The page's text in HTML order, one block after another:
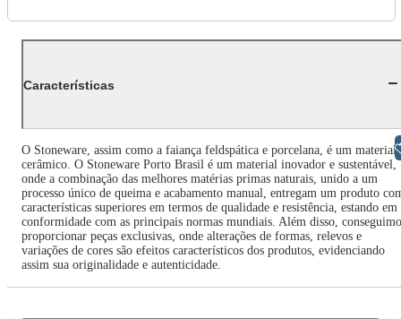
Características
O Stoneware, assim como a faiança feldspática e porcelana, é um material
cerâmico. O Stoneware Porto Brasil é um material inovador e sustentável,
onde a combinação das melhores matérias primas naturais, unido a um
processo único de queima e acabamento manual, entregam um produto
características superiores em termos de qualidade e resistência, estando em
conformidade com as principais normas mundiais. Além disso,
proporcionar peças exclusivas, onde alterações de formas, relevos e
variações de cores são efeitos característicos dos produtos, evidenciando
assim sua originalidade e autenticidade.
Libras